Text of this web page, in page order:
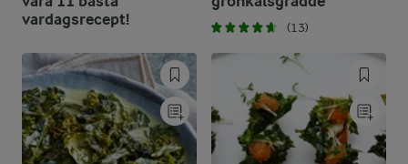
vardagsrecept!
(13)